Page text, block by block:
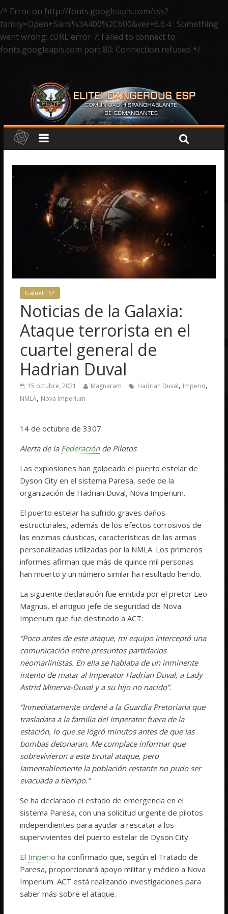
/* Error on http://fonts.googleapis.com/css?
family=Open+Sans%3A400%2C600&ver=6.6.4 : Something
went wrong: cURL error 7: Failed to connect to
fonts.googleapis.com port 80: Connection refused */
Galnet ESP
Noticias de la Galaxia:
Ataque terrorista en el
cuartel general de
Hadrian Duval
15 octubre, 2021 Magnaram Hadrian Duval, Imperio,
NMLA, Nova Imperium
14 de octubre de 3307
Alerta de la Federaciónde Pilotos
Las explosiones han golpeado el puerto estelar de
Dyson City en el sistema Paresa, sede de la
organización de Hadrian Duval, Nova Imperium.
El puerto estelar ha sufrido graves daños
estructurales, además de los efectos corrosivos de
las enzimas cáusticas, características de las armas
personalizadas utilizadas por la NMLA. Los primeros
informes afirman que más de quince mil personas
han muerto y un número similar ha resultado herido.
La siguiente declaración fue emitida por el pretor Leo
Magnus, el antiguo jefe de seguridad de Nova
Imperium que fue destinado a ACT:
“Poco antes de este ataque, mi equipo interceptó una
comunicación entre presuntos partidarios
neomarlinistas. En ella se hablaba de un inminente
intento de matar al Imperator Hadrian Duval, a Lady
Astrid Minerva-Duval y a su hijo no nacido”.
“Inmediatamente ordené a la Guardia Pretoriana que
trasladara a la familia del Imperator fuera de la
estación, lo que se logró minutos antes de que las
bombas detonaran. Me complace informar que
sobrevivieron a este brutal ataque, pero
lamentablemente la población restante no pudo ser
evacuada a tiempo.”
Se ha declarado el estado de emergencia en el
sistema Paresa, con una solicitud urgente de pilotos
independientes para ayudar a rescatar a los
supervivientes del puerto estelar de Dyson City.
El Imperio ha confirmado que, según el Tratado de
Paresa, proporcionará apoyo militar y médico a Nova
Imperium. ACT está realizando investigaciones para
saber más sobre el ataque.